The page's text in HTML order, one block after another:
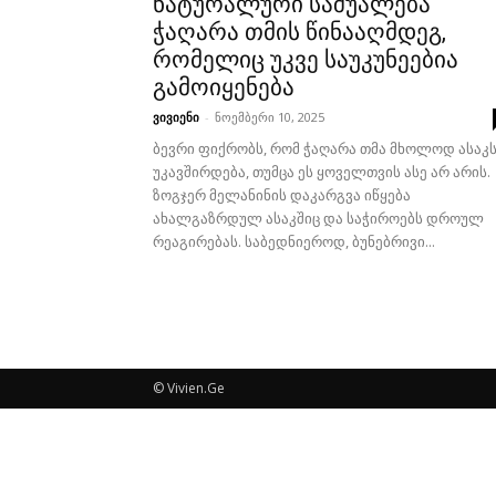
ჭაღარა თმის წინააღმდეგ,
რომელიც უკვე საუკუნეებია
გამოიყენება
ვივიენი - ნოემბერი 10, 2025
ბევრი ფიქრობს, რომ ჭაღარა თმა მხოლოდ ასაკს
უკავშირდება, თუმცა ეს ყოველთვის ასე არ არის.
ზოგჯერ მელანინის დაკარგვა იწყება
ახალგაზრდულ ასაკშიც და საჭიროებს დროულ
რეაგირებას. საბედნიეროდ, ბუნებრივი...
© Vivien.Ge